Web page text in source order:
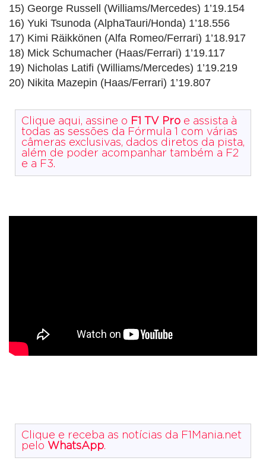
15) George Russell (Williams/Mercedes) 1’19.154
16) Yuki Tsunoda (AlphaTauri/Honda) 1’18.556
17) Kimi Räikkönen (Alfa Romeo/Ferrari) 1’18.917
18) Mick Schumacher (Haas/Ferrari) 1’19.117
19) Nicholas Latifi (Williams/Mercedes) 1’19.219
20) Nikita Mazepin (Haas/Ferrari) 1’19.807
Clique aqui, assine o F1 TV Pro e assista à
todas as sessões da Fórmula 1 com várias
câmeras exclusivas, dados diretos da pista,
além de poder acompanhar também a F2
e a F3.
Clique e receba as notícias da F1Mania.net
pelo WhatsApp.